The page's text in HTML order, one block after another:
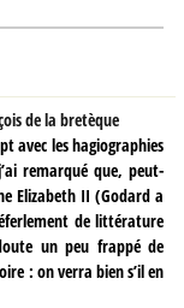
de la bretèque
avec les hagiographies
remarqué que, peut-
Elizabeth II (Godard a
de littérature
un peu frappé de
: on verra bien s’il en